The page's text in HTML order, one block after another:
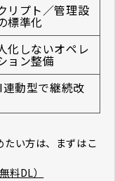
リプト／管理設
標準化
化しないオペレ
ョン整備
連動型で継続改
い方は、まずはこ
料DL）